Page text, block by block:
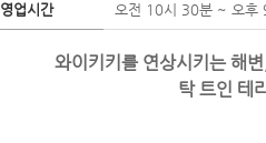
영업시간 오전 10시 30분 ~ 오후
와이키키를 연상시키는 해
탁 트인 테